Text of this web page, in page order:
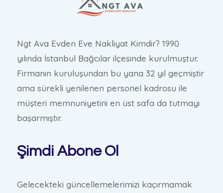
Ngt Ava Evden Eve Nakliyat Kimdir? 1990
yılında İstanbul Bağcılar ilçesinde kurulmuştur.
Firmanın kuruluşundan bu yana 32 yıl geçmiştir
ama sürekli yenilenen personel kadrosu ile
müşteri memnuniyetini en üst safa da tutmayı
başarmıştır.
Şimdi Abone Ol
Gelecekteki güncellemelerimizi kaçırmamak